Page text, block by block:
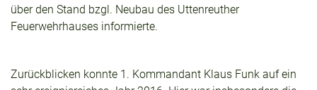
über den Stand bzgl. Neubau des Uttenreuther
Feuerwehrhauses informierte.
Zurückblicken konnte 1. Kommandant Klaus Funk auf ein